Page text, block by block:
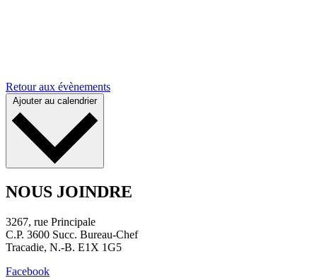
Retour aux évènements
Ajouter au calendrier
NOUS JOINDRE
3267, rue Principale
C.P. 3600 Succ. Bureau-Chef
Tracadie, N.-B. E1X 1G5
Facebook